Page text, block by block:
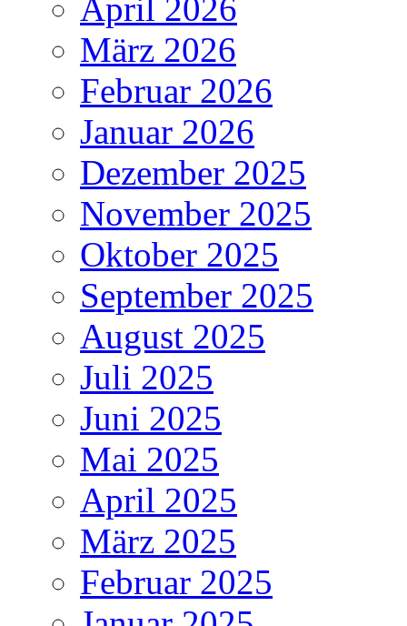
April 2026
März 2026
Februar 2026
Januar 2026
Dezember 2025
November 2025
Oktober 2025
September 2025
August 2025
Juli 2025
Juni 2025
Mai 2025
April 2025
März 2025
Februar 2025